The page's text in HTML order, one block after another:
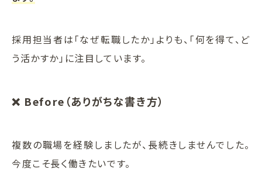
採用担当者は「なぜ転職したか」よりも、「何を得て、ど
う活かすか」に注目しています。
❌ Before（ありがちな書き方）
複数の職場を経験しましたが、長続きしませんでした。
今度こそ長く働きたいです。